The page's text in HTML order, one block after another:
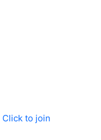
Click to join